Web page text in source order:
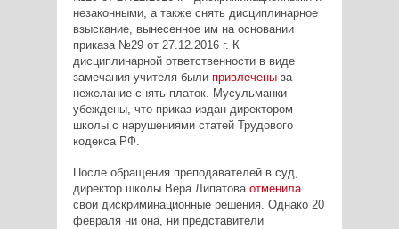
незаконными, а также снять дисциплинарное
взыскание, вынесенное им на основании
приказа №29 от 27.12.2016 г. К
дисциплинарной ответственности в виде
замечания учителя были привлеченыза
нежелание снять платок. Мусульманки
убеждены, что приказ издан директором
школы с нарушениями статей Трудового
кодекса РФ.
После обращения преподавателей в суд,
директор школы Вера Липатова отменила
свои дискриминационные решения. Однако 20
февраля ни она, ни представители